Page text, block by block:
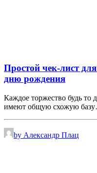
Простой чек-лист
дню рождения
Каждое торжество будь то
имеют общую схожую
by Александр Плац